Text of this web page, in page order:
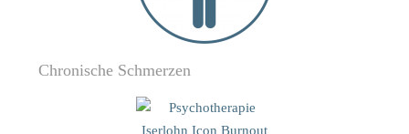
Chronische Schmerzen